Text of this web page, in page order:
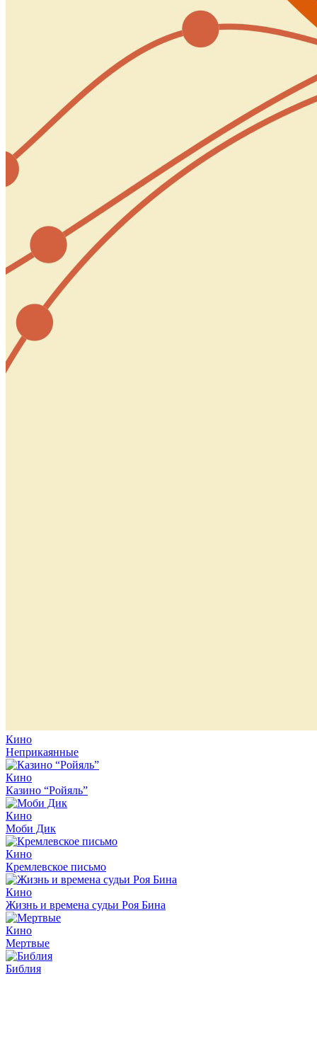
Кино
Неприкаянные
Кино
Казино “Ройяль”
Кино
Моби Дик
Кино
Кремлевское письмо
Кино
Жизнь и времена судьи Роя Бина
Кино
Мертвые
Библия